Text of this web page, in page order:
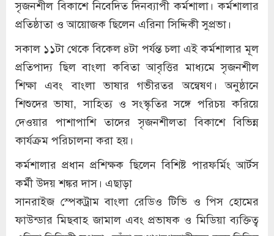
সৃজনশীল বিকাশে নিবেদিত দিনব্যাপী কর্মশালা। কর্মশালার
প্রতিষ্ঠাতা ও আয়োজক ছিলেন এরিনা সিদ্দিকী সুপ্রভা।
সকাল ১১টা থেকে বিকেল ৪টা পর্যন্ত চলা এই কর্মশালার মূল
প্রতিপাদ্য ছিল বাংলা কবিতা আবৃত্তির মাধ্যমে সৃজনশীল
শিক্ষা এবং বাংলা ভাষার গভীরতর অন্বেষণ। অনুষ্ঠানে
শিশুদের ভাষা, সাহিত্য ও সংস্কৃতির সঙ্গে পরিচয় করিয়ে
দেওয়ার পাশাপাশি তাদের সৃজনশীলতা বিকাশে বিভিন্ন
কার্যক্রম পরিচালনা করা হয়।
কর্মশালার প্রধান প্রশিক্ষক ছিলেন বিশিষ্ট পারফর্মিং আর্টস
কর্মী উদয় শঙ্কর দাস। এছাড়া
সানরাইজ স্পেকট্রাম বাংলা রেডিও টিভি ও পিস হোমের
ফাউন্ডার মিছবাহ জামাল এবং প্রভাষক ও মিডিয়া ব্যক্তিত্ব